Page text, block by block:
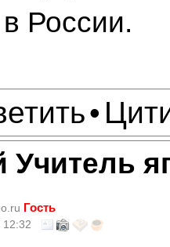
России.
•
Учитель
Гость
12:32